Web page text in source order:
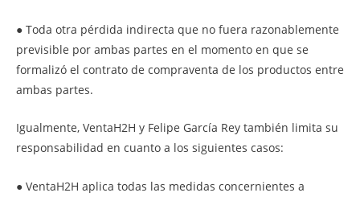
● Toda otra pérdida indirecta que no fuera razonablemente
previsible por ambas partes en el momento en que se
formalizó el contrato de compraventa de los productos entre
ambas partes.
Igualmente, VentaH2H y Felipe García Rey también limita su
responsabilidad en cuanto a los siguientes casos:
● VentaH2H aplica todas las medidas concernientes a